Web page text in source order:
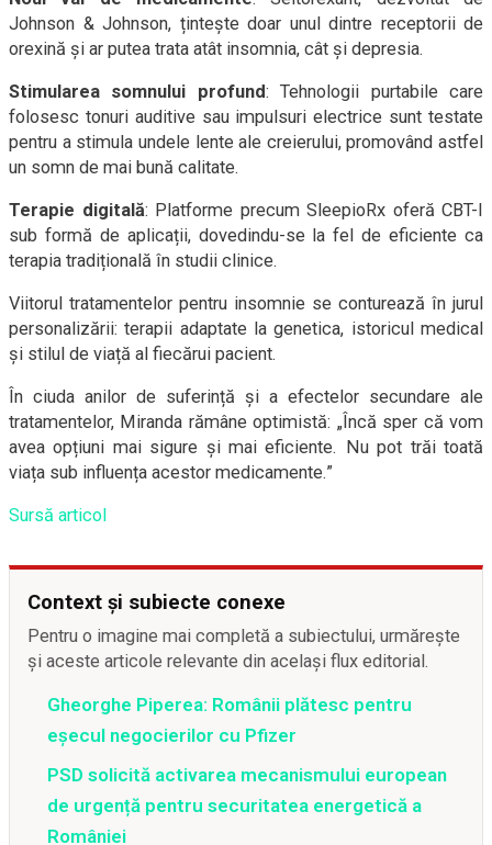
Johnson & Johnson, țintește doar unul dintre receptorii de
orexină și ar putea trata atât insomnia, cât și depresia.
Stimularea somnului profund: Tehnologii purtabile care
folosesc tonuri auditive sau impulsuri electrice sunt testate
pentru a stimula undele lente ale creierului, promovând astfel
un somn de mai bună calitate.
Terapie digitală: Platforme precum SleepioRx oferă CBT-I
sub formă de aplicații, dovedindu-se la fel de eficiente ca
terapia tradițională în studii clinice.
Viitorul tratamentelor pentru insomnie se conturează în jurul
personalizării: terapii adaptate la genetica, istoricul medical
și stilul de viață al fiecărui pacient.
În ciuda anilor de suferință și a efectelor secundare ale
tratamentelor, Miranda rămâne optimistă: „Încă sper că vom
avea opțiuni mai sigure și mai eficiente. Nu pot trăi toată
viața sub influența acestor medicamente.”
Sursă articol
Context și subiecte conexe
Pentru o imagine mai completă a subiectului, urmărește
și aceste articole relevante din același flux editorial.
Gheorghe Piperea: Românii plătesc pentru
eșecul negocierilor cu Pfizer
PSD solicită activarea mecanismului european
de urgență pentru securitatea energetică a
României